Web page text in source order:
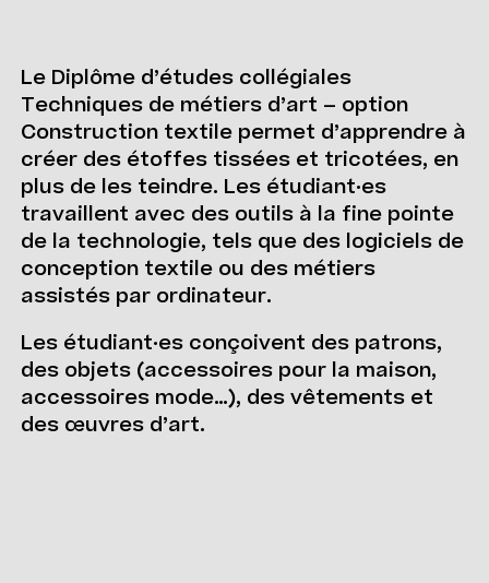
Le Diplôme d’études collégiales
Techniques de métiers d’art – option
Construction textile permet d’apprendre à
créer des étoffes tissées et tricotées, en
plus de les teindre. Les étudiant·es
travaillent avec des outils à la fine pointe
de la technologie, tels que des logiciels de
conception textile ou des métiers
assistés par ordinateur.
Les étudiant·es conçoivent des patrons,
des objets (accessoires pour la maison,
accessoires mode…), des vêtements et
des œuvres d’art.